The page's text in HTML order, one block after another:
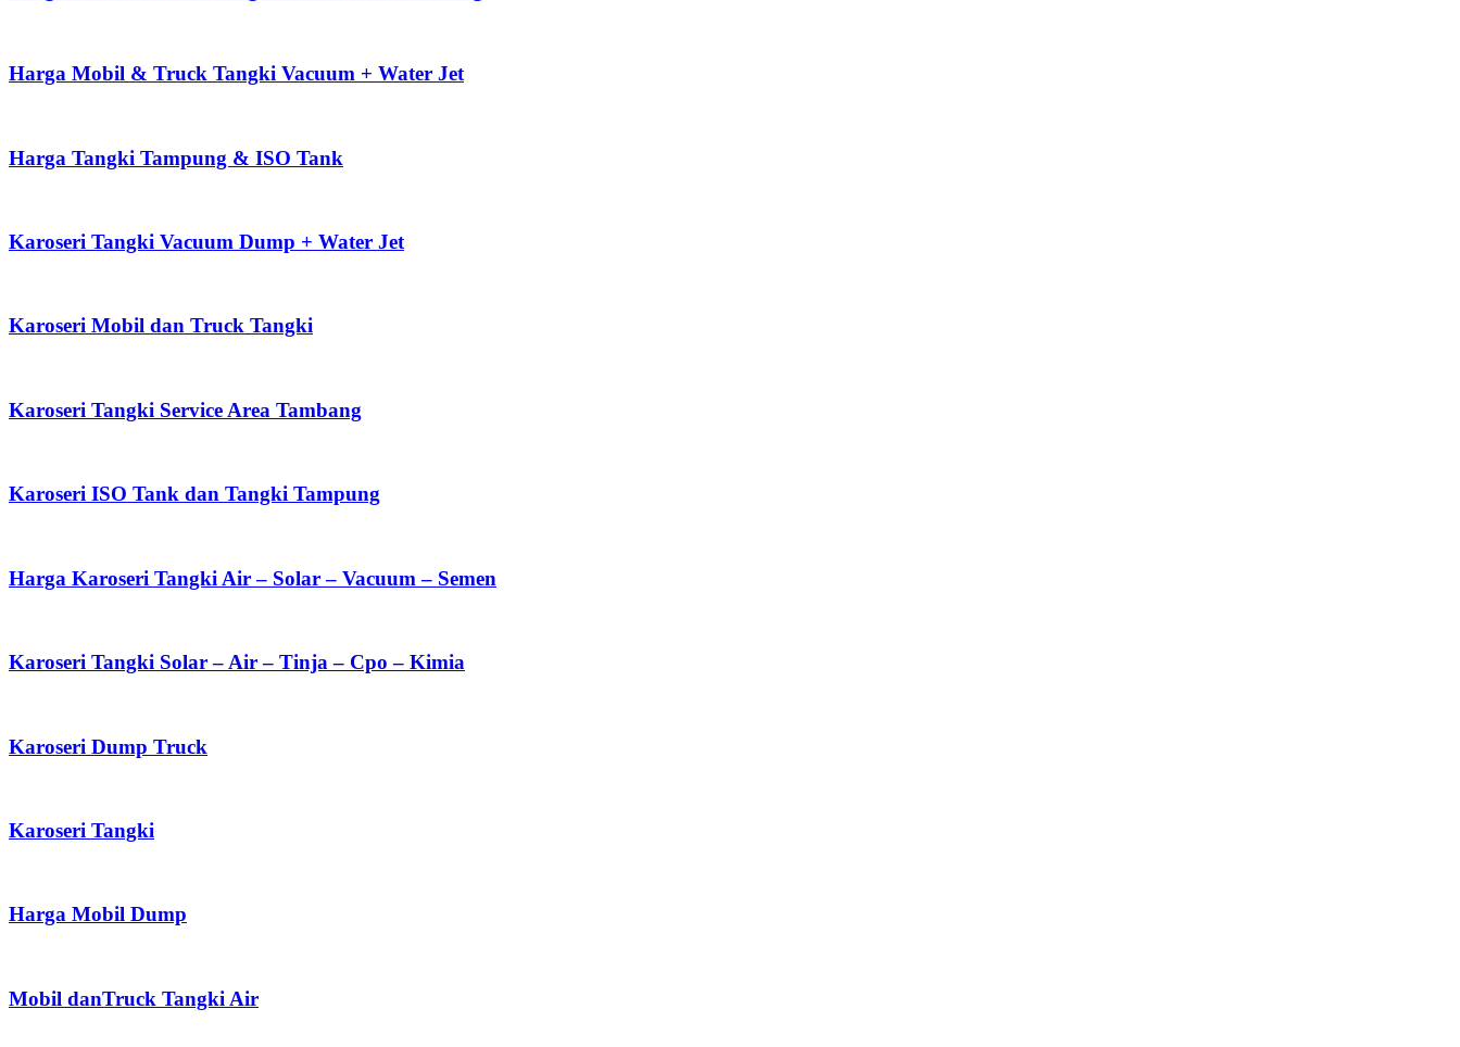
Harga Mobil & Truck Tangki Vacuum + Water Jet
Harga Tangki Tampung & ISO Tank
Karoseri Tangki Vacuum Dump + Water Jet
Karoseri Mobil dan Truck Tangki
Karoseri Tangki Service Area Tambang
Karoseri ISO Tank dan Tangki Tampung
Harga Karoseri Tangki Air – Solar – Vacuum – Semen
Karoseri Tangki Solar – Air – Tinja – Cpo – Kimia
Karoseri Dump Truck
Karoseri Tangki
Harga Mobil Dump
Mobil danTruck Tangki Air